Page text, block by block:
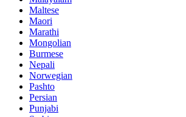
Maltese
Maori
Marathi
Mongolian
Burmese
Nepali
Norwegian
Pashto
Persian
Punjabi